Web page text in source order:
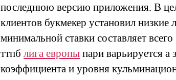
последнюю версию приложения. В
клиентов букмекер установил низкие
минимальной ставки составляет
ттпб лига европыпари варьируется а
коэффициента и уровня